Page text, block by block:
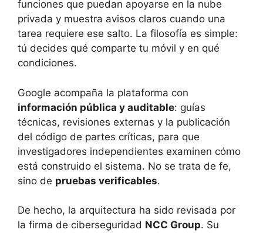
funciones que puedan apoyarse en la nube
privada y muestra avisos claros cuando una
tarea requiere ese salto. La filosofía es simple:
tú decides qué comparte tu móvil y en qué
condiciones.
Google acompaña la plataforma con
información pública y auditable: guías
técnicas, revisiones externas y la publicación
del código de partes críticas, para que
investigadores independientes examinen cómo
está construido el sistema. No se trata de fe,
sino de pruebas verificables.
De hecho, la arquitectura ha sido revisada por
la firma de ciberseguridad NCC Group. Su